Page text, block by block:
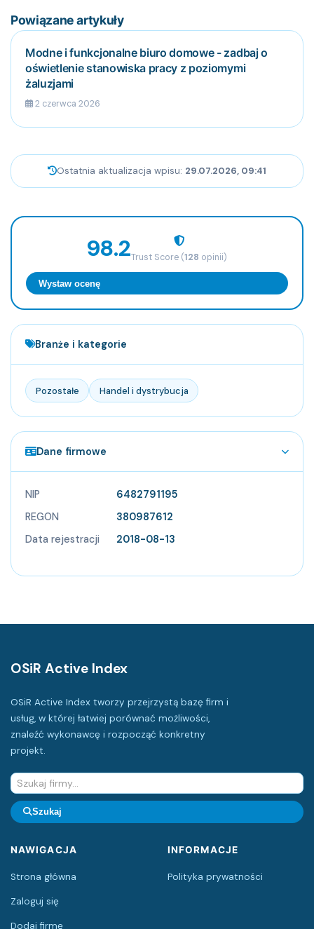
Powiązane artykuły
Modne i funkcjonalne biuro domowe - zadbaj o
oświetlenie stanowiska pracy z poziomymi
żaluzjami
2 czerwca 2026
Ostatnia aktualizacja wpisu: 29.07.2026, 09:41
98.2Trust Score (128 opinii)
Wystaw ocenę
Branże i kategorie
Pozostałe Handel i dystrybucja
Dane firmowe
NIP
6482791195
REGON
380987612
Data rejestracji
2018-08-13
OSiR Active Index
OSiR Active Index tworzy przejrzystą bazę firm i
usług, w której łatwiej porównać możliwości,
znaleźć wykonawcę i rozpocząć konkretny
projekt.
Szukaj
NAWIGACJA
Strona główna
Zaloguj się
Dodaj firmę
INFORMACJE
Polityka prywatności